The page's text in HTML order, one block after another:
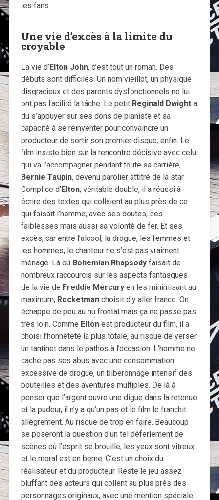
les fans.
Une vie d’excès à la limite du
croyable
La vie d’Elton John, c’est tout un roman. Des
débuts sont difficiles. Un nom vieillot, un physique
disgracieux et des parents dysfonctionnels ne lui
ont pas facilité la tâche. Le petit Reginald Dwight a
du s’appuyer sur ses dons de pianiste et sa
capacité à se réinventer pour convaincre un
producteur de sortir son premier disque, enfin. Le
film insiste bien sur la rencontre décisive avec celui
qui va l’accompagner pendant toute sa carrière,
Bernie Taupin, devenu parolier attitré de la star.
Complice d’Elton, véritable double, il a réussi à
écrire des textes qui collaient au plus près de ce
qui faisait l’homme, avec ses doutes, ses
faiblesses mais aussi sa volonté de fer. Et ses
excès, car entre l’alcool, la drogue, les femmes et
les hommes, le chanteur ne s’est pas vraiment
ménagé. Là où Bohemian Rhapsodyfaisait de
nombreux raccourcis sur les aspects fantasques
de la vie de Freddie Mercury en les minimisant au
maximum, Rocketman choisit d’y aller franco. On
échappe de peu au nu frontal mais ça ne passe pas
très loin. Comme Elton est producteur du film, il a
choisi l’honnêteté la plus totale, au risque de verser
un tantinet dans le pathos à l’occasion. L’homme ne
cache pas ses abus avec une consommation
excessive de drogue, un biberonnage intensif des
bouteilles et des aventures multiples. De là à
penser que l’argent ouvre une digue dans la retenue
et la pudeur, il n’y a qu’un pas et le film le franchit
allègrement. Au risque de trop en faire. Beaucoup
se poseront la question d’un tel déferlement de
scènes où l’esprit se brouille, les yeux sont vitreux
et le moral est en berne. C’est un choix du
réalisateur et du producteur. Reste le jeu assez
bluffant des acteurs qui collent au plus près des
personnages originaux, avec une mention spéciale